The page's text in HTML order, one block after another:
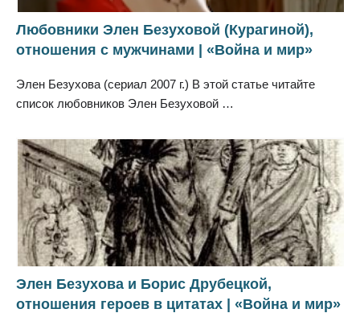
Любовники Элен Безуховой (Курагиной),
отношения с мужчинами | «Война и мир»
Элен Безухова (сериал 2007 г.) В этой статье читайте
список любовников Элен Безуховой …
Элен Безухова и Борис Друбецкой,
отношения героев в цитатах | «Война и мир»